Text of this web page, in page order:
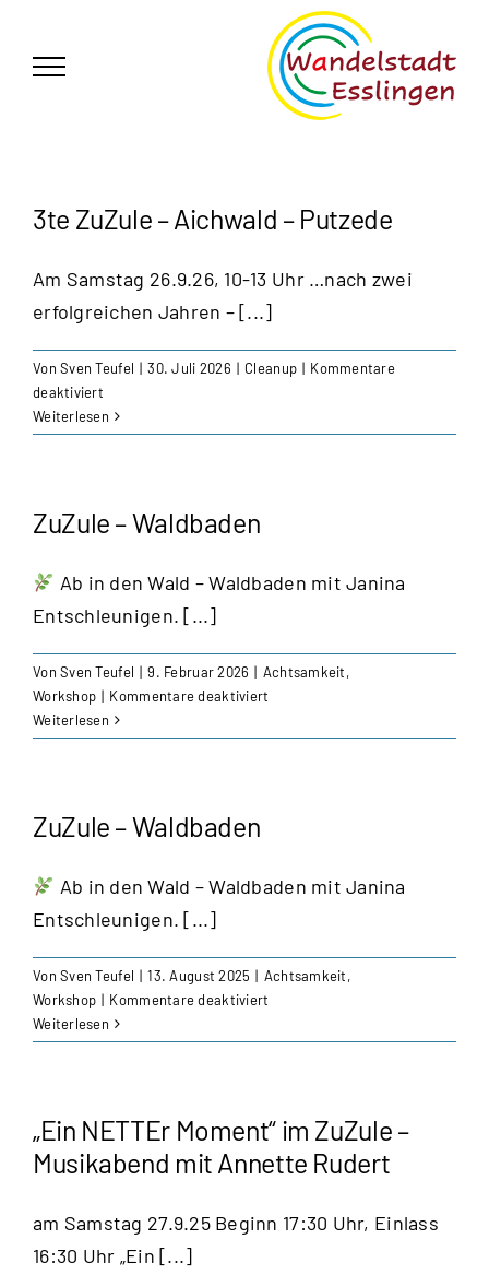
springen
3te ZuZule – Aichwald – Putzede
Am Samstag 26.9.26, 10-13 Uhr …nach zwei
erfolgreichen Jahren – [...]
VonSven Teufel | 30. Juli 2026 | Cleanup | Kommentare
deaktiviertfür
3te
ZuZule
Putzede
Weiterlesen
ZuZule – Waldbaden
Ab in den Wald – Waldbaden mit Janina
Entschleunigen. [...]
VonSven Teufel | 9. Februar 2026 | Achtsamkeit,
Workshop | Kommentare deaktiviert
–
Weiterlesen
ZuZule – Waldbaden
Ab in den Wald – Waldbaden mit Janina
Entschleunigen. [...]
VonSven Teufel | 13. August 2025 | Achtsamkeit,
Workshop | Kommentare deaktiviert
–
Weiterlesen
„Ein NETTEr Moment“ im ZuZule –
Musikabend mit Annette Rudert
am Samstag 27.9.25 Beginn 17:30 Uhr, Einlass
16:30 Uhr „Ein [...]